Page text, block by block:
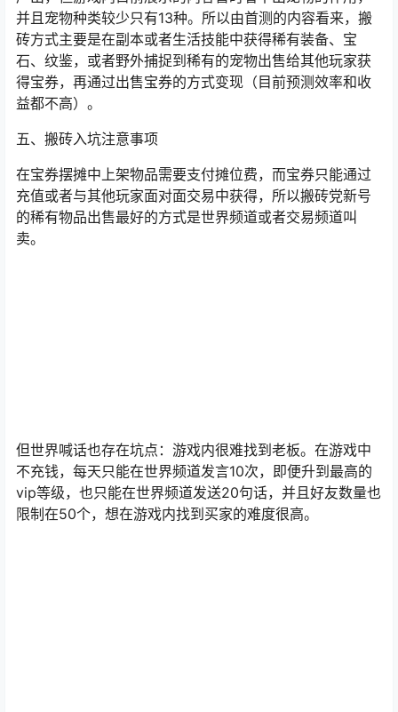
并且宠物种类较少只有13种。所以由首测的内容看来，搬
砖方式主要是在副本或者生活技能中获得稀有装备、宝
石、纹鉴，或者野外捕捉到稀有的宠物出售给其他玩家获
得宝券，再通过出售宝券的方式变现（目前预测效率和收
益都不高）。
五、搬砖入坑注意事项
在宝券摆摊中上架物品需要支付摊位费，而宝券只能通过
充值或者与其他玩家面对面交易中获得，所以搬砖党新号
的稀有物品出售最好的方式是世界频道或者交易频道叫
卖。
但世界喊话也存在坑点：游戏内很难找到老板。在游戏中
不充钱，每天只能在世界频道发言10次，即便升到最高的
vip等级，也只能在世界频道发送20句话，并且好友数量也
限制在50个，想在游戏内找到买家的难度很高。